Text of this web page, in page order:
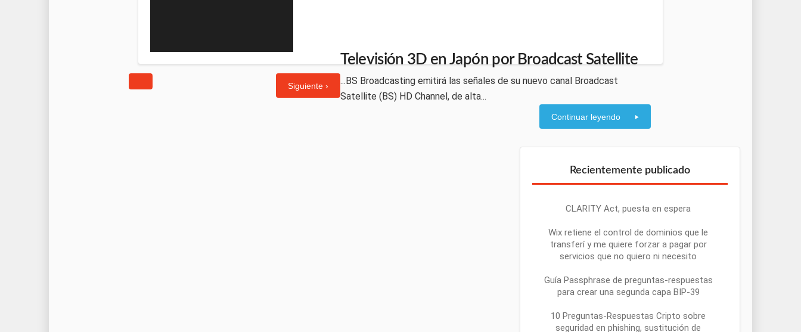
Televisión 3D en Japón por Broadcast Satellite
...BS Broadcasting emitirá las señales de su nuevo canal Broadcast
Satellite (BS) HD Channel, de alta...
Continuar leyendo
Siguiente ›
Recientemente publicado
CLARITY Act, puesta en espera
Wix retiene el control de dominios que le
transferí y me quiere forzar a pagar por
servicios que no quiero ni necesito
Guía Passphrase de preguntas-respuestas
para crear una segunda capa BIP-39
10 Preguntas-Respuestas Cripto sobre
seguridad en phishing, sustitución de